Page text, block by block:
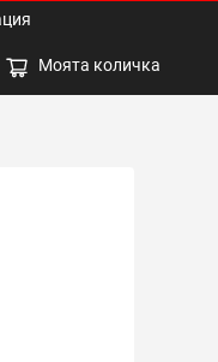
Моята количка